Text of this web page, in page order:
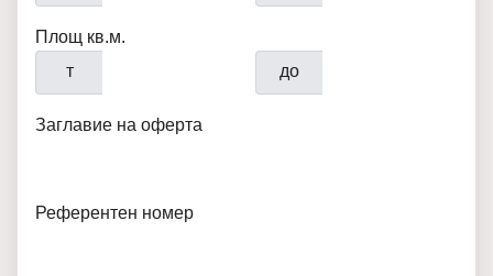
Площ кв.м.
т
до
Заглавие на оферта
Референтен номер